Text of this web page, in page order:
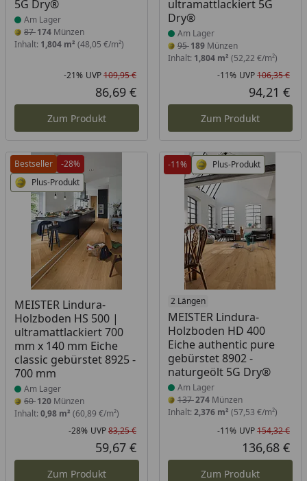
5G Dry®
Am Lager
87174 Münzen
Inhalt: 1,804 m² (48,05 €/m²)
Rabatt in Prozent
-21%
Ursprünglicher Preis
UVP109,95 €
Aktueller Preis
86,69 €
Zum Produkt
ultramattlackiert 5G
Dry®
Am Lager
95189Münzen
Inhalt: 1,804 m² (52,22 €/m²)
-11% UVP106,35 €
94,21 €
Zum Produkt
Bestseller
-28%
Plus-Produkt
MEISTER Lindura-
Holzboden HS 500 |
ultramattlackiert 700
mm x 140 mm Eiche
classic gebürstet 8925 -
700 mm
Produkt am Lager
Am Lager
60120 Münzen
Inhalt: 0,98 m² (60,89 €/m²)
Rabatt in Prozent
-28%
Ursprünglicher Preis
UVP83,25 €
Aktueller Preis
59,67 €
Zum Produkt
-11% Plus-Produkt
2 Längen
MEISTER Lindura-
Holzboden HD 400
Eiche authentic pure
gebürstet 8902 -
naturgeölt 5G Dry®
Produkt am Lager
Am Lager
137274Münzen
Inhalt: 2,376 m² (57,53 €/m²)
-11% UVP154,32 €
136,68 €
Zum Produkt